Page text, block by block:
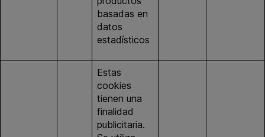
basadas en
datos
estadísticos
Estas
cookies
tienen una
finalidad
publicitaria.